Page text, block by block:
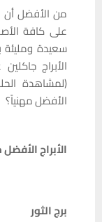
من الأفضل أن
على كافة
سعيدة ومليئة
الأبراج
(لمشاهدة
الأفضل مهنياً؟
الأبراج الأفضل
برج الثور